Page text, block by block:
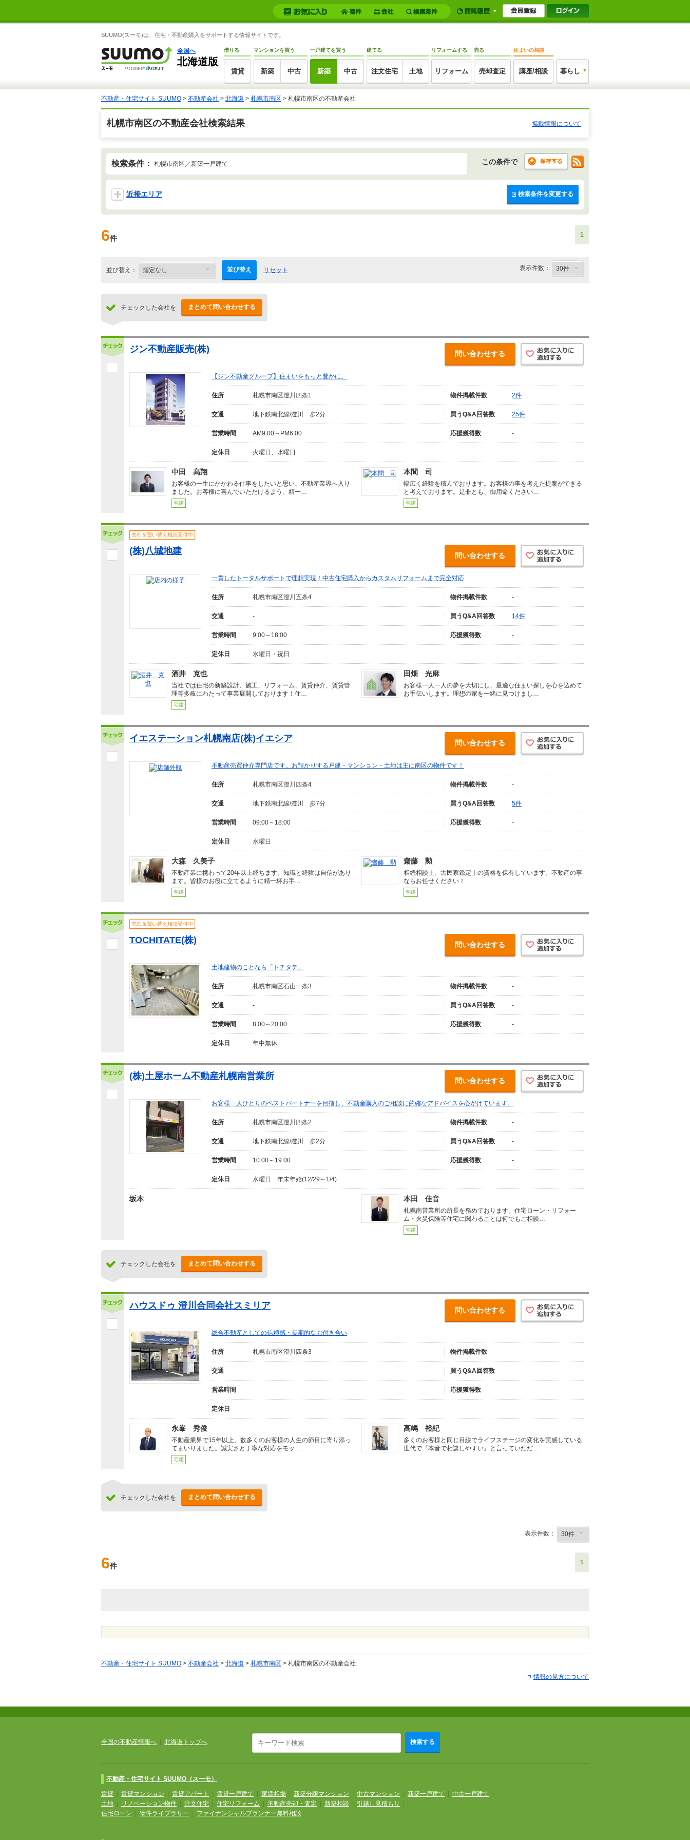
SUUMO(スーモ)は、住宅・不動産購入をサポートする情報サイトです。
全国へ
北海道版
借りる
賃貸
マンションを買う
新築 中古
一戸建てを買う
新築 中古
建てる
注文住宅 土地
リフォームする
リフォーム
売る
売却査定
住まいの相談
講座/相談 暮らし
不動産・住宅サイト SUUMO > 不動産会社 > 北海道 > 札幌市南区 > 札幌市南区の不動産会社
札幌市南区の不動産会社検索結果 掲載情報について
検索条件： 札幌市南区／新築一戸建て この条件で
近接エリア 検索条件を変更する
6件 1
並び替え： 並び替え リセット 表示件数：
チェックした会社を まとめて問い合わせする
ジン不動産販売(株) 問い合わせする
【ジン不動産グループ】住まいをもっと豊かに。
住所 札幌市南区澄川四条1 物件掲載件数 2件
交通 地下鉄南北線/澄川 歩2分 買うQ&A回答数 25件
営業時間 AM9:00～PM6:00 応援獲得数 -
定休日 火曜日、水曜日
中田 高翔
お客様の一生にかかわる仕事をしたいと思い、不動産業界へ入り
ました。お客様に喜んでいただけるよう、精一…
宅建
本間 司
幅広く経験を積んでおります。お客様の事を考えた提案ができる
と考えております。是非とも、御用命ください…
宅建
売却＆買い替え相談受付中
(株)八城地建 問い合わせする
一貫したトータルサポートで理想実現！中古住宅購入からカスタムリフォームまで完全対応
住所 札幌市南区澄川五条4 物件掲載件数 -
交通 - 買うQ&A回答数 14件
営業時間 9:00～18:00 応援獲得数 -
定休日 水曜日・祝日
酒井 克也
当社では住宅の新築設計、施工、リフォーム、賃貸仲介、賃貸管
理等多岐にわたって事業展開しております！住…
宅建
田畑 光麻
お客様一人一人の夢を大切にし、最適な住まい探しを心を込めて
お手伝いします。理想の家を一緒に見つけまし…
イエステーション札幌南店(株)イエシア 問い合わせする
不動産売買仲介専門店です。お預かりする戸建・マンション・土地は主に南区の物件です！
住所 札幌市南区澄川四条4 物件掲載件数 -
交通 地下鉄南北線/澄川 歩7分 買うQ&A回答数 5件
営業時間 09:00～18:00 応援獲得数 -
定休日 水曜日
大森 久美子
不動産業に携わって20年以上経ちます。知識と経験は自信があり
ます。皆様のお役に立てるように精一杯お手…
宅建
齋藤 勲
相続相談士、古民家鑑定士の資格を保有しています。不動産の事
ならお任せください！
宅建
売却＆買い替え相談受付中
TOCHITATE(株) 問い合わせする
土地建物のことなら「トチタテ」
住所 札幌市南区石山一条3 物件掲載件数 -
交通 - 買うQ&A回答数 -
営業時間 8:00～20:00 応援獲得数 -
定休日 年中無休
(株)土屋ホーム不動産札幌南営業所 問い合わせする
お客様一人ひとりのベストパートナーを目指し、不動産購入のご相談に的確なアドバイスを心がけています。
住所 札幌市南区澄川四条2 物件掲載件数 -
交通 地下鉄南北線/澄川 歩2分 買うQ&A回答数 -
営業時間 10:00～19:00 応援獲得数 -
定休日 水曜日 年末年始(12/29～1/4)
坂本 本田 佳音
札幌南営業所の所長を務めております。住宅ローン・リフォー
ム・火災保険等住宅に関わることは何でもご相談…
宅建
チェックした会社を まとめて問い合わせする
ハウスドゥ 澄川合同会社スミリア 問い合わせする
総合不動産としての信頼感・長期的なお付き合い
住所 札幌市南区澄川四条3 物件掲載件数 -
交通 - 買うQ&A回答数 -
営業時間 - 応援獲得数 -
定休日 -
永峯 秀俊
不動産業界で15年以上、数多くのお客様の人生の節目に寄り添っ
てまいりました。誠実さと丁寧な対応をモッ…
宅建
髙嶋 裕紀
多くのお客様と同じ目線でライフステージの変化を実感している
世代で『本音で相談しやすい』と言っていただ…
チェックした会社を まとめて問い合わせする
表示件数：
6件 1
不動産・住宅サイト SUUMO > 不動産会社 > 北海道 > 札幌市南区 > 札幌市南区の不動産会社
情報の見方について
全国の不動産情報へ 北海道トップへ 検索する
不動産・住宅サイト SUUMO（スーモ）
賃貸 賃貸マンション 賃貸アパート 賃貸一戸建て 家賃相場 新築分譲マンション 中古マンション 新築一戸建て 中古一戸建て
土地
リノベーション物件 注文住宅 住宅リフォーム 不動産売却・査定 新築相談 引越し見積もり
住宅ローン
物件ライブラリー ファイナンシャルプランナー無料相談